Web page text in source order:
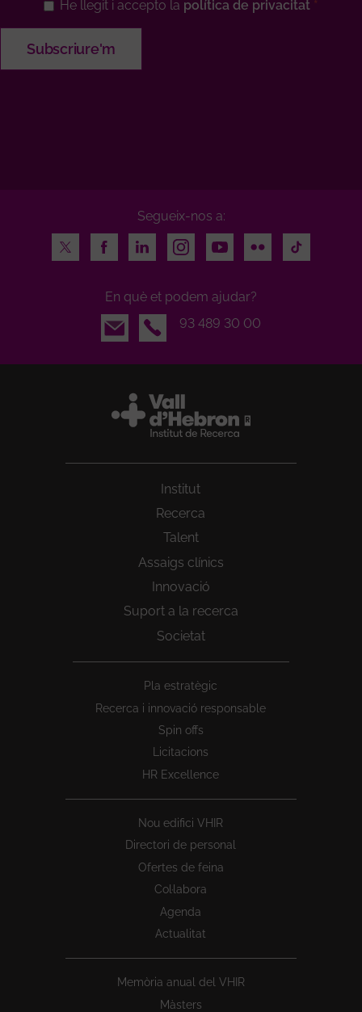
He llegit i accepto la política de privacitat
Segueix-nos a:
Twitter
FacebookLinkedInInstagramYoutubeFlickr TikTok
En què et podem ajudar?
Email
93 489 30 00
Institut
Recerca
Talent
Assaigs clínics
Innovació
Suport a la recerca
Societat
Pla estratègic
Recerca i innovació responsable
Spin offs
Licitacions
HR Excellence
Nou edifici VHIR
Directori de personal
Ofertes de feina
Col·labora
Agenda
Actualitat
Memòria anual del VHIR
Màsters